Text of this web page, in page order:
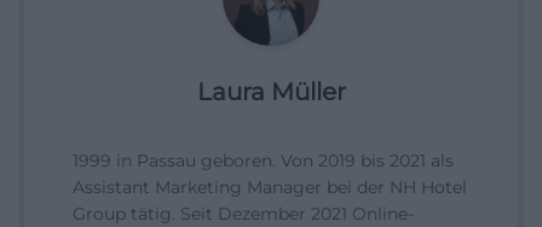
Laura Müller
1999 in Passau geboren. Von 2019 bis 2021 als
Assistant Marketing Manager bei der NH Hotel
Group tätig. Seit Dezember 2021 Online-